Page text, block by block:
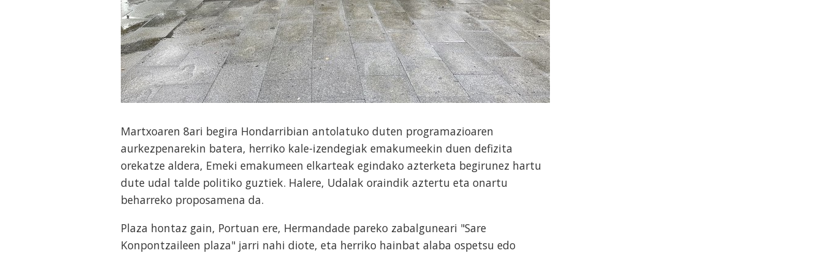
Martxoaren 8ari begira Hondarribian antolatuko duten programazioaren
aurkezpenarekin batera, herriko kale-izendegiak emakumeekin duen defizita
orekatze aldera, Emeki emakumeen elkarteak egindako azterketa begirunez hartu
dute udal talde politiko guztiek. Halere, Udalak oraindik aztertu eta onartu
beharreko proposamena da.
Plaza hontaz gain, Portuan ere, Hermandade pareko zabalguneari "Sare
Konpontzaileen plaza" jarri nahi diote, eta herriko hainbat alaba ospetsu edo